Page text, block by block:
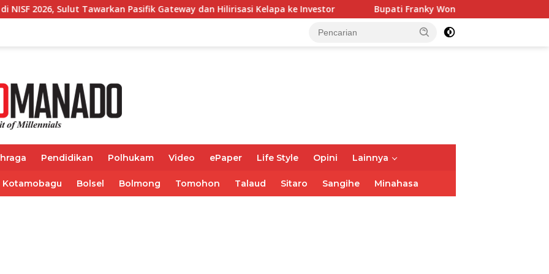
Pasifik Gateway dan Hilirisasi Kelapa ke Investor Bupati Franky Wongkar Tinjau Posko Siaga Karhutla, Pastikan
Pendidikan Polhukam Video ePaper Life Style Opini Lainnya
Kotamobagu Bolsel Bolmong Tomohon Talaud Sitaro Sangihe Minahasa